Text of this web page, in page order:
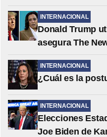
INTERNACIONAL
Donald Trump
asegura The
INTERNACIONAL
¿Cuál es la
INTERNACIONAL
Elecciones
Joe Biden de